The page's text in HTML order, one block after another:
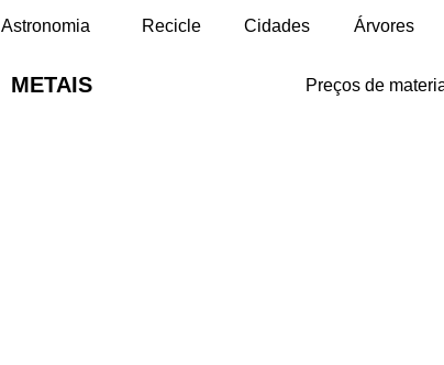
Astronomia Recicle Cidades Árvores
METAIS Preços de